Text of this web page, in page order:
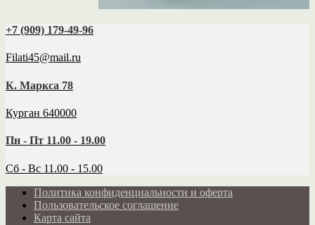
+7 (909) 179‑49-96
Filati45@mail.ru
К. Маркса 78
Курган 640000
Пн - Пт 11.00 - 19.00
Сб - Вс 11.00 - 15.00
Политика конфиденциальности и оферта
Пользовательское соглашение
Карта сайта